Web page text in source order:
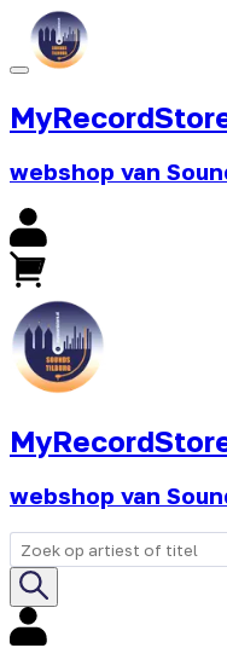
webshop van
webshop van